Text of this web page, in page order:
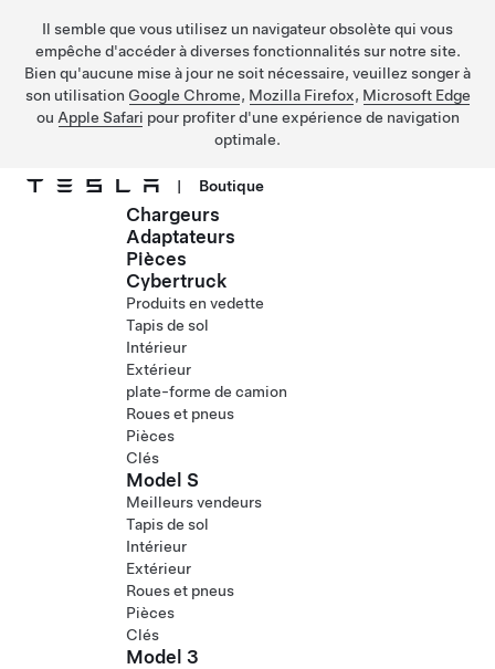
Il semble que vous utilisez un navigateur obsolète qui vous
empêche d'accéder à diverses fonctionnalités sur notre site.
Bien qu'aucune mise à jour ne soit nécessaire, veuillez songer à
son utilisation Google Chrome, Mozilla Firefox, Microsoft Edge
ou Apple Safari pour profiter d'une expérience de navigation
optimale.
Passez au contenu principal
| Boutique
Chargeurs
Adaptateurs
Pièces
Cybertruck
Produits en vedette
Tapis de sol
Intérieur
Extérieur
plate-forme de camion
Roues et pneus
Pièces
Clés
Model S
Meilleurs vendeurs
Tapis de sol
Intérieur
Extérieur
Roues et pneus
Pièces
Clés
Model 3